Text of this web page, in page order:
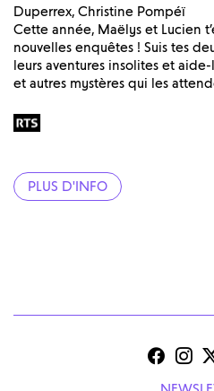
Duperrex, Christine Pompéï
Cette année, Maëlys et Lucien
nouvelles enquêtes ! Suis tes
leurs aventures insolites et
et autres mystères qui les
PLUS D'INFO